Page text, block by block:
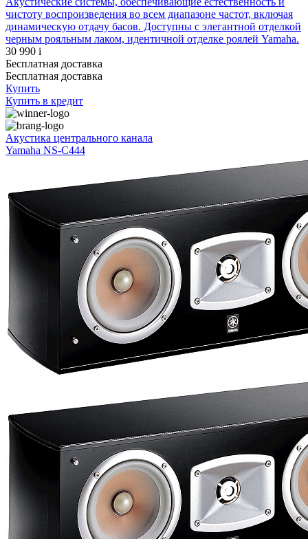
чистоту воспроизведения во всем диапазоне частот, включая
динамическую отдачу басов. Доступны с элегантной отделкой
черным рояльным лаком, идентичной отделке роялей Yamaha.
30 990 i
Бесплатная доставка
Бесплатная доставка
Купить
Купить в кредит
Акустика центрального канала
Yamaha NS-C444